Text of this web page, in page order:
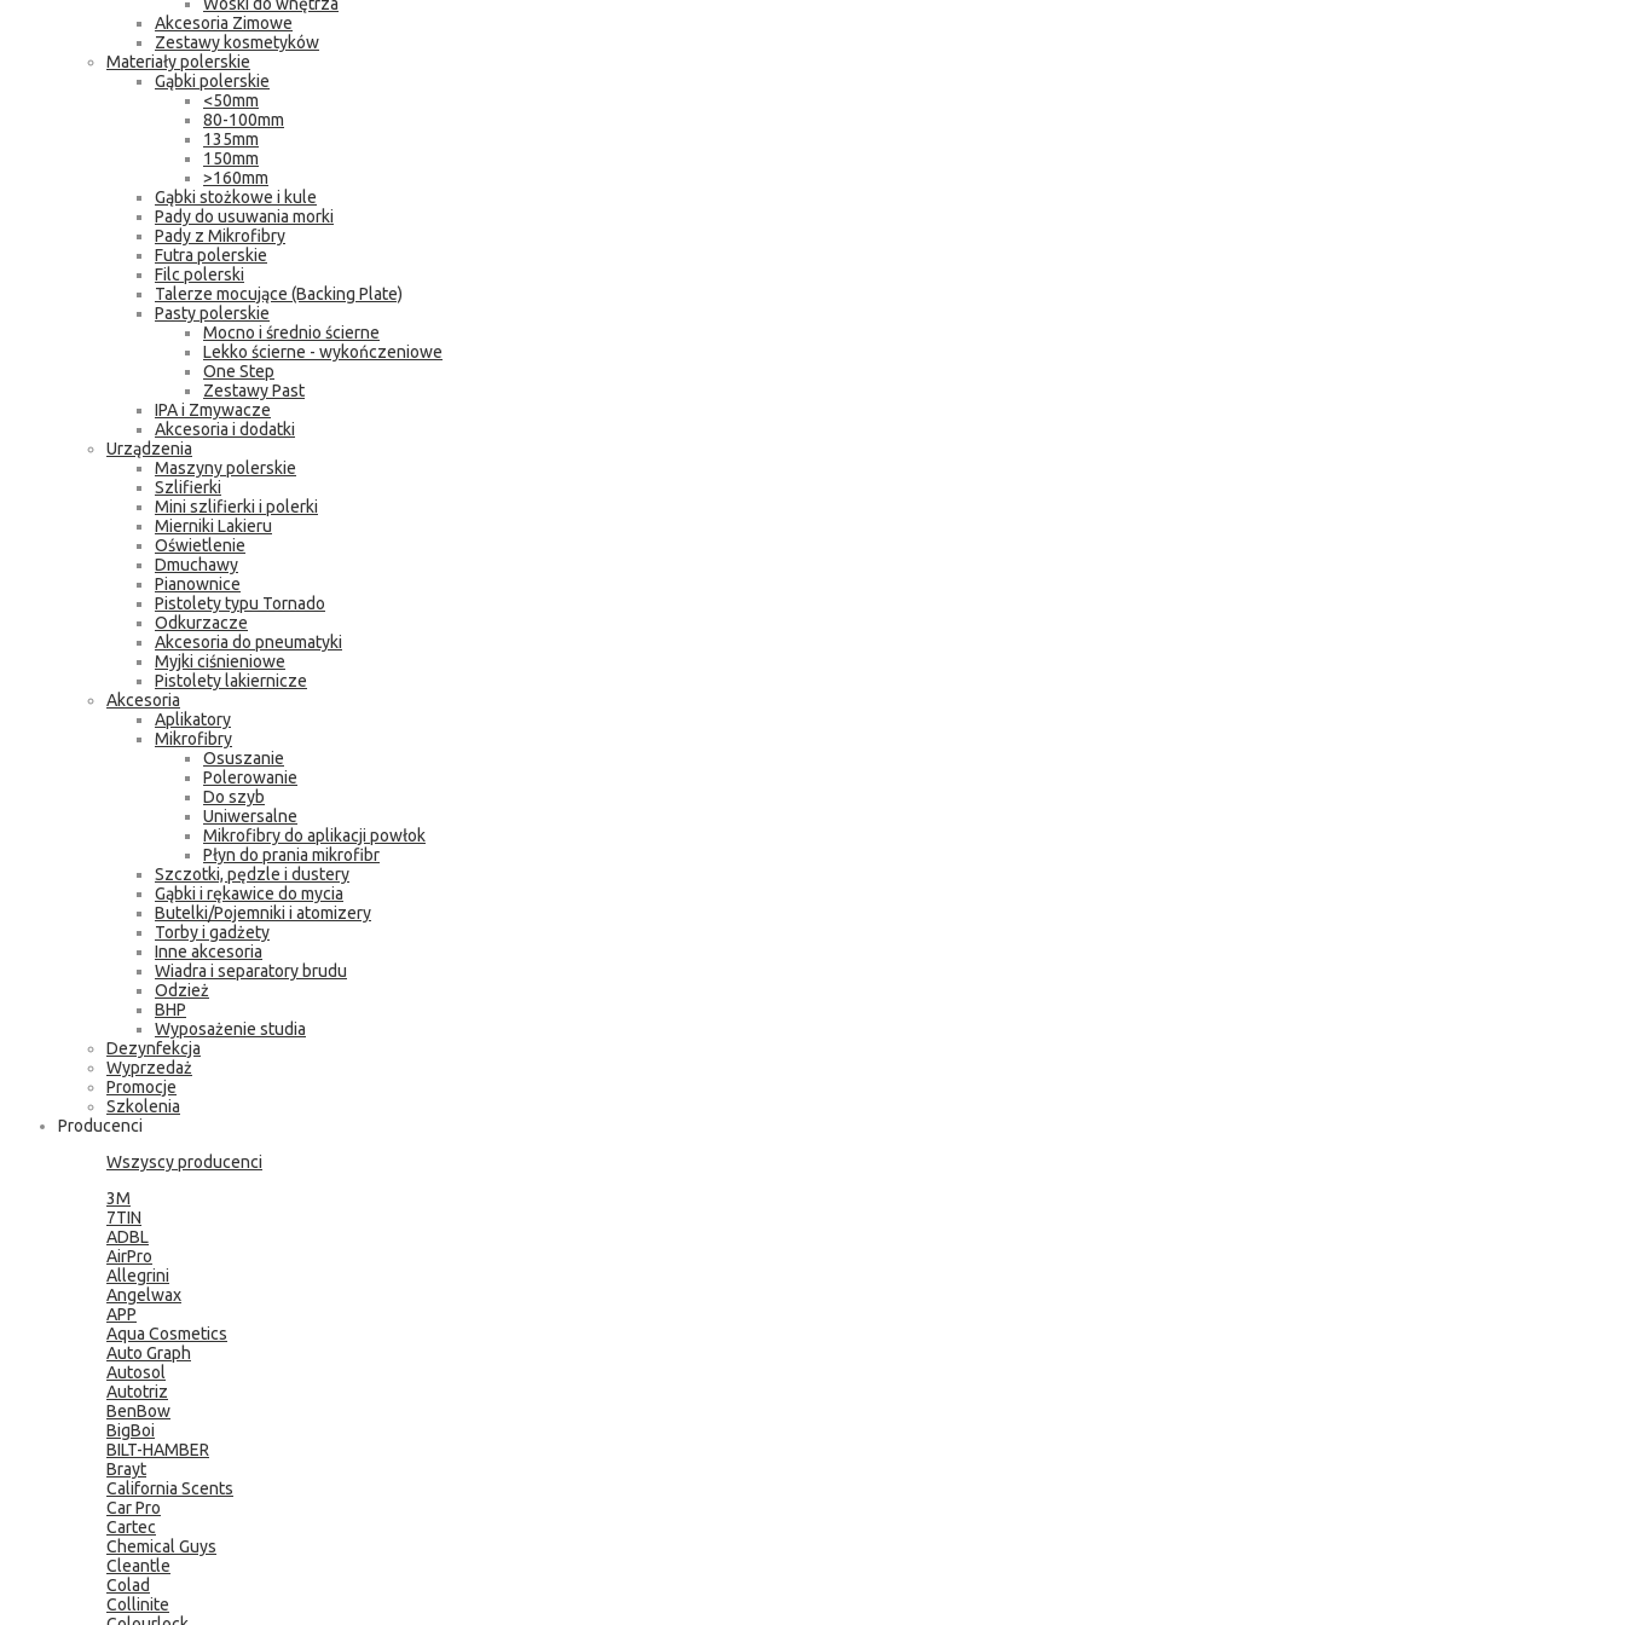
Akcesoria Zimowe
Zestawy kosmetyków
Materiały polerskie
Gąbki polerskie
<50mm
80-100mm
135mm
150mm
>160mm
Gąbki stożkowe i kule
Pady do usuwania morki
Pady z Mikrofibry
Futra polerskie
Filc polerski
Talerze mocujące (Backing Plate)
Pasty polerskie
Mocno i średnio ścierne
Lekko ścierne - wykończeniowe
One Step
Zestawy Past
IPA i Zmywacze
Akcesoria i dodatki
Urządzenia
Maszyny polerskie
Szlifierki
Mini szlifierki i polerki
Mierniki Lakieru
Oświetlenie
Dmuchawy
Pianownice
Pistolety typu Tornado
Odkurzacze
Akcesoria do pneumatyki
Myjki ciśnieniowe
Pistolety lakiernicze
Akcesoria
Aplikatory
Mikrofibry
Osuszanie
Polerowanie
Do szyb
Uniwersalne
Mikrofibry do aplikacji powłok
Płyn do prania mikrofibr
Szczotki, pędzle i dustery
Gąbki i rękawice do mycia
Butelki/Pojemniki i atomizery
Torby i gadżety
Inne akcesoria
Wiadra i separatory brudu
Odzież
BHP
Wyposażenie studia
Dezynfekcja
Wyprzedaż
Promocje
Szkolenia
Producenci
Wszyscy producenci
3M
7TIN
ADBL
AirPro
Allegrini
Angelwax
APP
Aqua Cosmetics
Auto Graph
Autosol
Autotriz
BenBow
BigBoi
BILT-HAMBER
Brayt
California Scents
Car Pro
Cartec
Chemical Guys
Cleantle
Colad
Collinite